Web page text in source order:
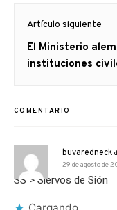
Artículo siguiente
Artículo
siguiente:
El Ministerio
instituciones
COMENTARIO
buvaredneck
29 de agosto de
SS > Siervos de Sión